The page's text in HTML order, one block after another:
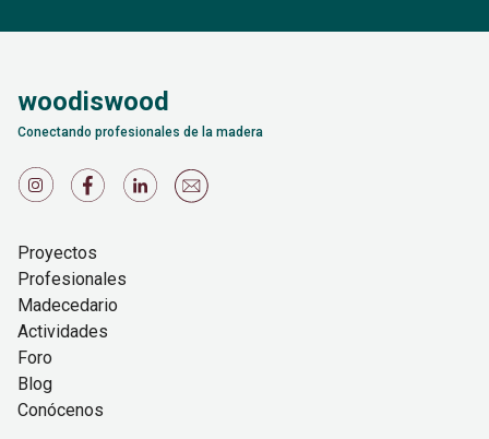
woodiswood
Conectando profesionales de la madera
Proyectos
Profesionales
Madecedario
Actividades
Foro
Blog
Conócenos